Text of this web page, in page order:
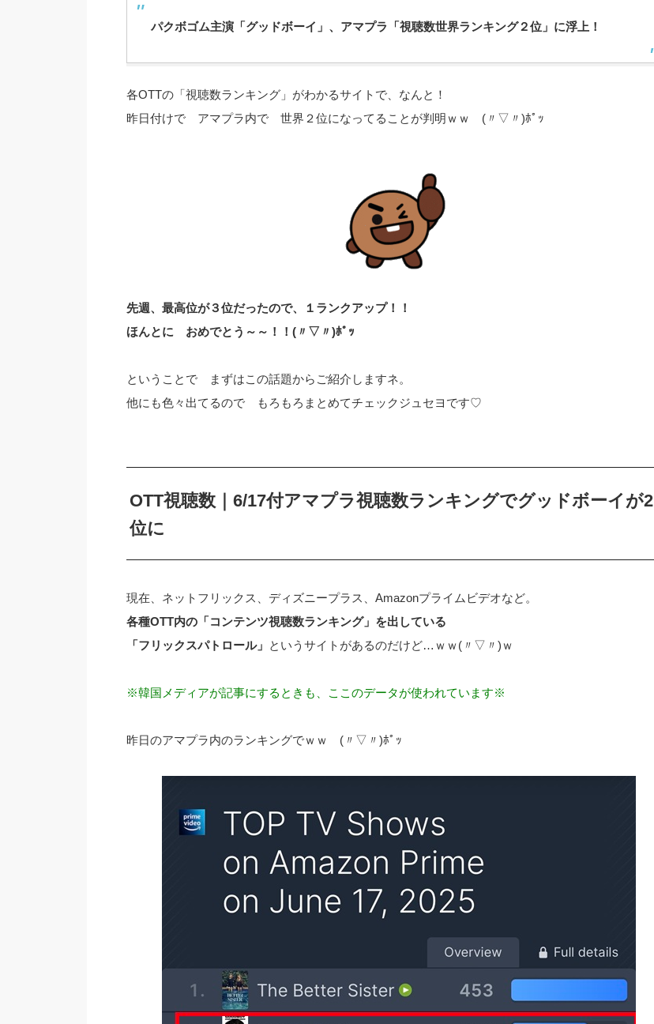
パクボゴム主演「グッドボーイ」、アマプラ「視聴数世界ランキング２位」に浮上！
各OTTの「視聴数ランキング」がわかるサイトで、なんと！
昨日付けで アマプラ内で 世界２位になってることが判明ｗｗ (〃▽〃)ﾎﾟｯ
先週、最高位が３位だったので、１ランクアップ！！
ほんとに おめでとう～～！！(〃▽〃)ﾎﾟｯ
ということで まずはこの話題からご紹介しますネ。
他にも色々出てるので もろもろまとめてチェックジュセヨです♡
OTT視聴数｜6/17付アマプラ視聴数ランキングでグッドボーイが2
位に
現在、ネットフリックス、ディズニープラス、Amazonプライムビデオなど。
各種OTT内の「コンテンツ視聴数ランキング」を出している
「フリックスパトロール」 というサイトがあるのだけど…ｗｗ(〃▽〃)ｗ
※韓国メディアが記事にするときも、ここのデータが使われています※
昨日のアマプラ内のランキングでｗｗ (〃▽〃)ﾎﾟｯ